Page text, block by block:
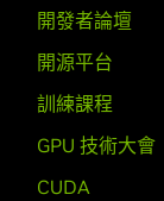
開發者論壇
開源平台
訓練課程
GPU 技術大會
CUDA